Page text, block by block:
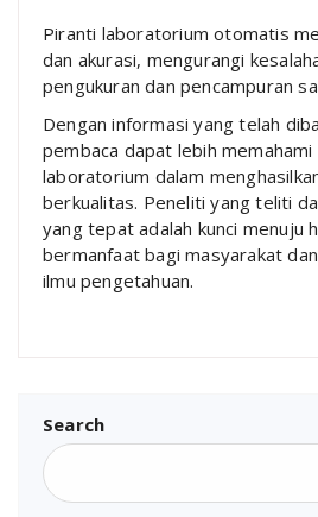
Piranti laboratorium otomatis
dan akurasi, mengurangi
pengukuran dan pencampuran
Dengan informasi yang telah
pembaca dapat lebih
laboratorium dalam
berkualitas. Peneliti yang teliti
yang tepat adalah kunci menuju
bermanfaat bagi masyarakat
ilmu pengetahuan.
Search